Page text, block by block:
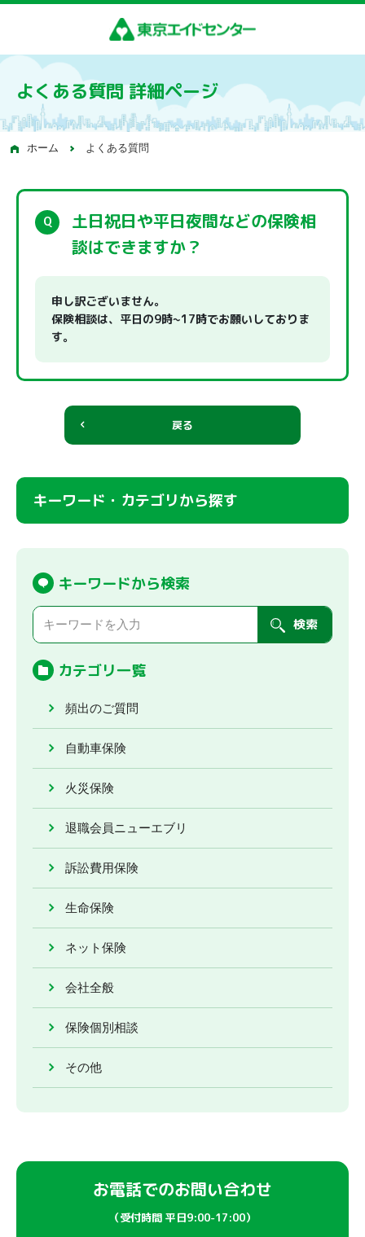
よくある質問 詳細ページ
ホーム よくある質問
土日祝日や平日夜間などの保険相
談はできますか？
申し訳ございません。
保険相談は、平日の9時~17時でお願いしておりま
す。
戻る
キーワード・カテゴリから探す
キーワードから検索
検索
カテゴリ一覧
頻出のご質問
自動車保険
火災保険
退職会員ニューエブリ
訴訟費用保険
生命保険
ネット保険
会社全般
保険個別相談
その他
お電話でのお問い合わせ
（受付時間 平日9:00-17:00）